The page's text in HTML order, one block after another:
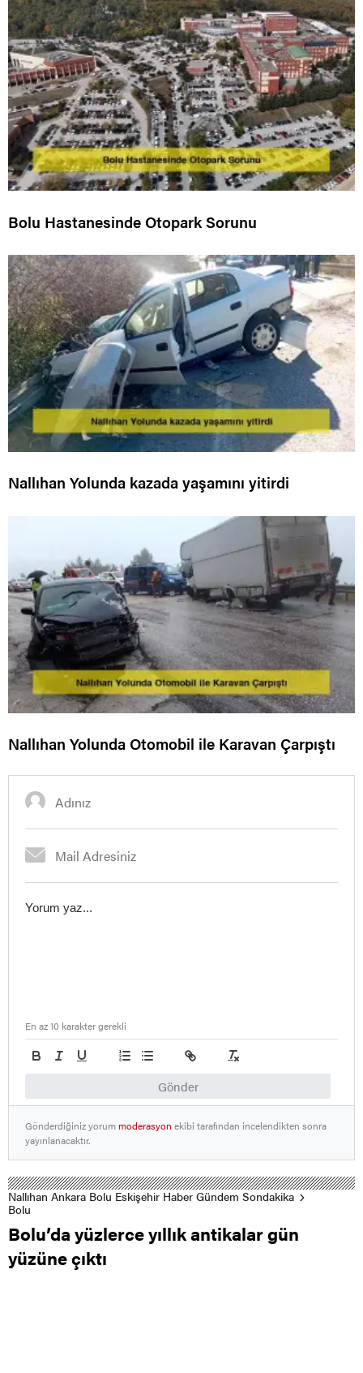
Bolu Hastanesinde Otopark Sorunu
Nallıhan Yolunda kazada yaşamını yitirdi
Nallıhan Yolunda Otomobil ile Karavan Çarpıştı
Gönder
En az 10 karakter gerekli
Gönderdiğiniz yorummoderasyon ekibi tarafından incelendikten sonra
yayınlanacaktır.
Nallıhan Ankara Bolu Eskişehir Haber Gündem Sondakika
Bolu
Bolu’da yüzlerce yıllık antikalar gün
yüzüne çıktı